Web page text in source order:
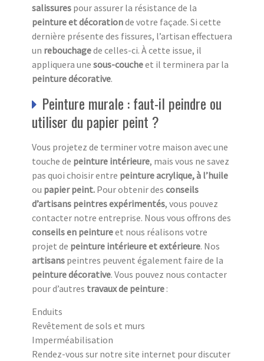
salissures pour assurer la résistance de la
peinture et décorationde votre façade. Si cette
dernière présente des fissures, l’artisan effectuera
un rebouchagede celles-ci. À cette issue, il
appliquera une sous-coucheet il terminera par la
peinture décorative.
Peinture murale : faut-il peindre ou
utiliser du papier peint ?
Vous projetez de terminer votre maison avec une
touche de peinture intérieure, mais vous ne savez
pas quoi choisir entre peinture acrylique, à l’huile
ou papier peint. Pour obtenir des conseils
d’artisans peintres expérimentés, vous pouvez
contacter notre entreprise. Nous vous offrons des
conseils en peintureet nous réalisons votre
projet de peinture intérieure et extérieure. Nos
artisans peintres peuvent également faire de la
peinture décorative. Vous pouvez nous contacter
pour d’autres travaux de peinture :
Enduits
Revêtement de sols et murs
Imperméabilisation
Rendez-vous sur notre site internet pour discuter